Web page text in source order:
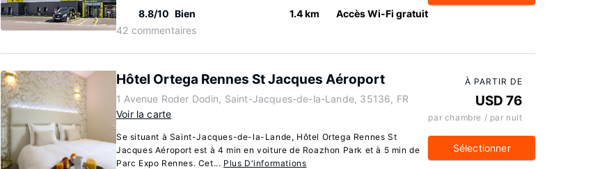
8.8/10 Bien
42 commentaires
1.4 km Accès Wi-Fi gratuit
Hôtel Ortega Rennes St Jacques Aéroport
1 Avenue Roder Dodin, Saint-Jacques-de-la-Lande, 35136, FR
Voir la carte
Se situant à Saint-Jacques-de-la-Lande, Hôtel Ortega Rennes St
Jacques Aéroport est à 4 min en voiture de Roazhon Park et à 5 min de
Parc Expo Rennes. Cet... Plus D'informations
À PARTIR DE
USD 76
par chambre / par nuit
Sélectionner